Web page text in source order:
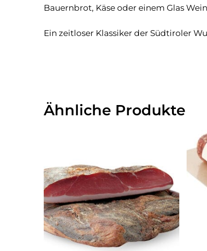
Bauernbrot, Käse oder einem Glas
Ein zeitloser Klassiker der Südtiroler
Ähnliche Produkte